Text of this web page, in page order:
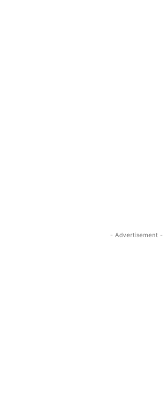
- Advertisement -